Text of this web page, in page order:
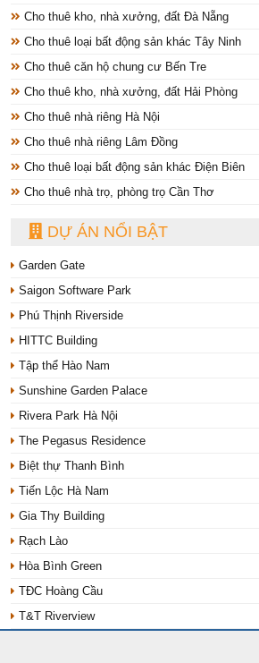
Cho thuê kho, nhà xưởng, đất Đà Nẵng
Cho thuê loại bất động sản khác Tây Ninh
Cho thuê căn hộ chung cư Bến Tre
Cho thuê kho, nhà xưởng, đất Hải Phòng
Cho thuê nhà riêng Hà Nội
Cho thuê nhà riêng Lâm Đồng
Cho thuê loại bất động sản khác Điện Biên
Cho thuê nhà trọ, phòng trọ Cần Thơ
DỰ ÁN NỔI BẬT
Garden Gate
Saigon Software Park
Phú Thịnh Riverside
HITTC Building
Tập thể Hào Nam
Sunshine Garden Palace
Rivera Park Hà Nội
The Pegasus Residence
Biệt thự Thanh Bình
Tiến Lộc Hà Nam
Gia Thy Building
Rạch Lào
Hòa Bình Green
TĐC Hoàng Cầu
T&T Riverview